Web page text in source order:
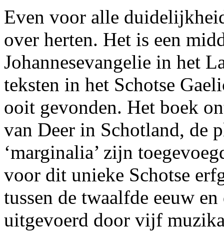
Even voor alle
over herten. Het is een
Johannesevangelie in het
teksten in het Schotse
ooit gevonden. Het boek
van Deer in Schotland, de
‘marginalia’ zijn
voor dit unieke Schotse
tussen de twaalfde eeuw
uitgevoerd door vijf